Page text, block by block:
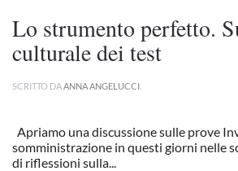
Lo strumento perfetto.
culturale dei test
SCRITTO DA ANNA ANGELUCCI
Apriamo una discussione sulle prove
somministrazione in questi giorni nelle
di riflessioni sulla...